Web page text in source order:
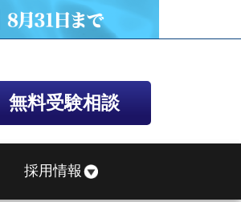
無料受験相談
採用情報